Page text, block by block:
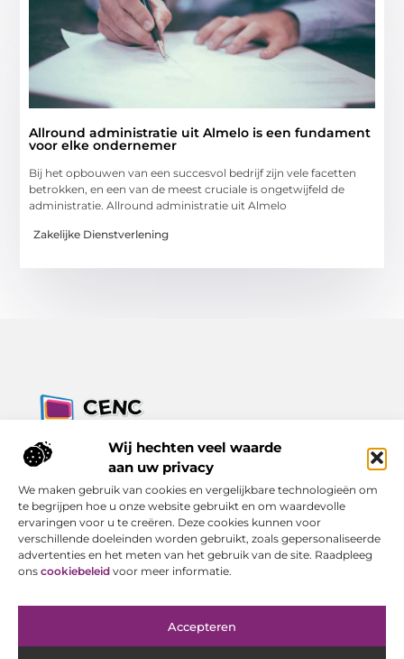
Wij hechten veel waarde
aan uw privacy
We maken gebruik van cookies en vergelijkbare technologieën om
te begrijpen hoe u onze website gebruikt en om waardevolle
ervaringen voor u te creëren. Deze cookies kunnen voor
verschillende doeleinden worden gebruikt, zoals gepersonaliseerde
advertenties en het meten van het gebruik van de site. Raadpleeg
ons cookiebeleid voor meer informatie.
Accepteren
Allround administratie uit Almelo is een fundament
voor elke ondernemer
Bij het opbouwen van een succesvol bedrijf zijn vele facetten
betrokken, en een van de meest cruciale is ongetwijfeld de
administratie. Allround administratie uit Almelo
Zakelijke Dienstverlening
Jouw bron voor inzichten, tips en nieuws uit de digitale
Ontdek alles wat je moet weten over het dagelijks leven, met
een focus op praktische adviezen en actuele trends.
Bericht categorie
Onze informatie